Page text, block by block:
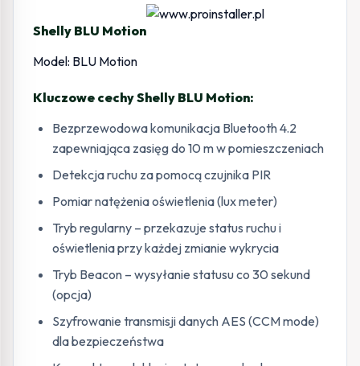
Shelly BLU Motion
Model: BLU Motion
Kluczowe cechy Shelly BLU Motion:
Bezprzewodowa komunikacja Bluetooth 4.2
zapewniająca zasięg do 10 m w pomieszczeniach
Detekcja ruchu za pomocą czujnika PIR
Pomiar natężenia oświetlenia (lux meter)
Tryb regularny – przekazuje status ruchu i
oświetlenia przy każdej zmianie wykrycia
Tryb Beacon – wysyłanie statusu co 30 sekund
(opcja)
Szyfrowanie transmisji danych AES (CCM mode)
dla bezpieczeństwa